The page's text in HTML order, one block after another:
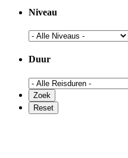
Niveau
Duur